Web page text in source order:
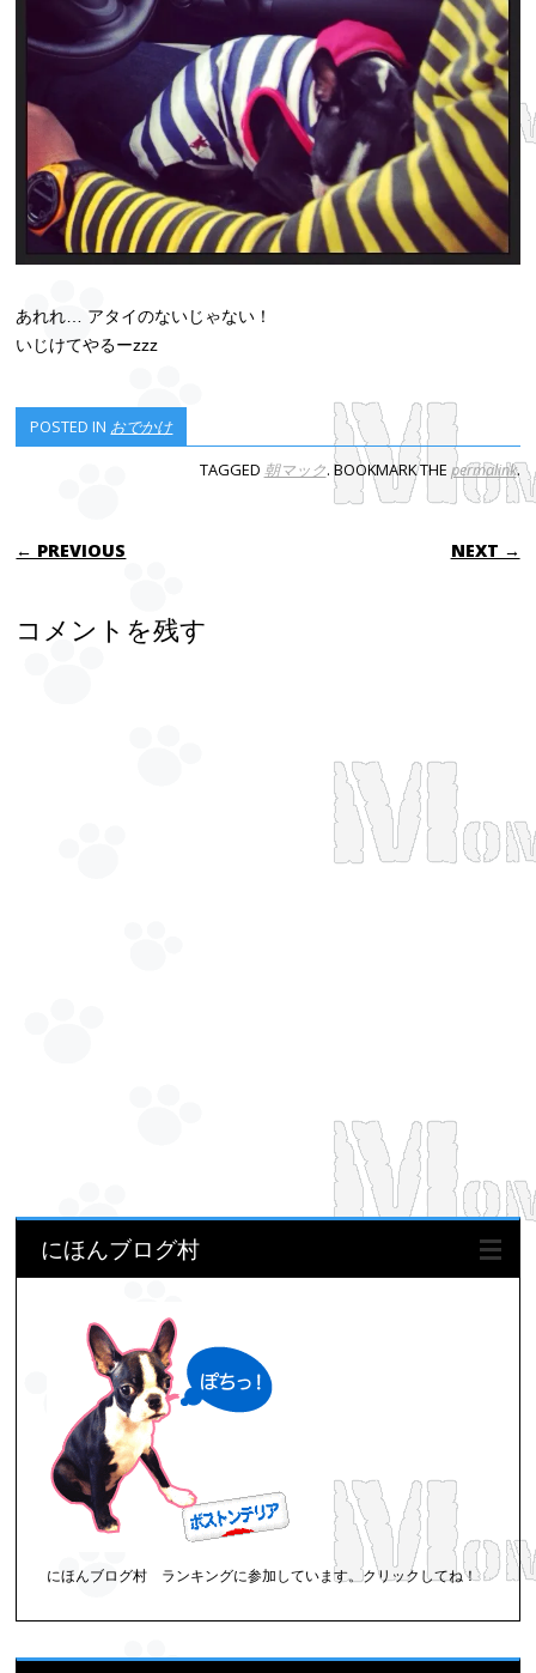
あれれ… アタイのないじゃない！
いじけてやるーzzz
POSTED IN おでかけ
TAGGED 朝マック. BOOKMARK THE permalink.
POST NAVIGATION
← PREVIOUS NEXT →
コメントを残す
にほんブログ村
にほんブログ村 ランキングに参加しています。クリックしてね！